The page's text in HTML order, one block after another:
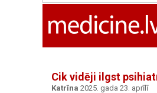
Cik vidēji ilgst
Katrīna 2025. gada 23. aprīlī